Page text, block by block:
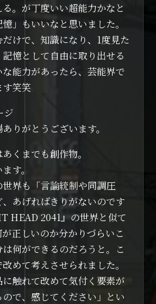
。が丁度いい超能力かなと
」もいいなと思いました。
けで、知識になり、1度見た
憶として自由に取り出せる
能力があったら、芸能界で
笑笑
ジ
りがとうございます。
くまでも創作物。
す。
界も「言論統制や同調圧
あげればきりがないのです
HEAD 2041』の世界と似て
正しいのか分かりづらいこ
何ができるのだろうと。こ
めて考えさせられました。
に触れて改めて気付く要素が
で、感じてください」とい